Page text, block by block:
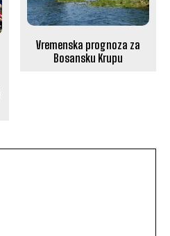
Vremenska prognoza za
Bosansku Krupu